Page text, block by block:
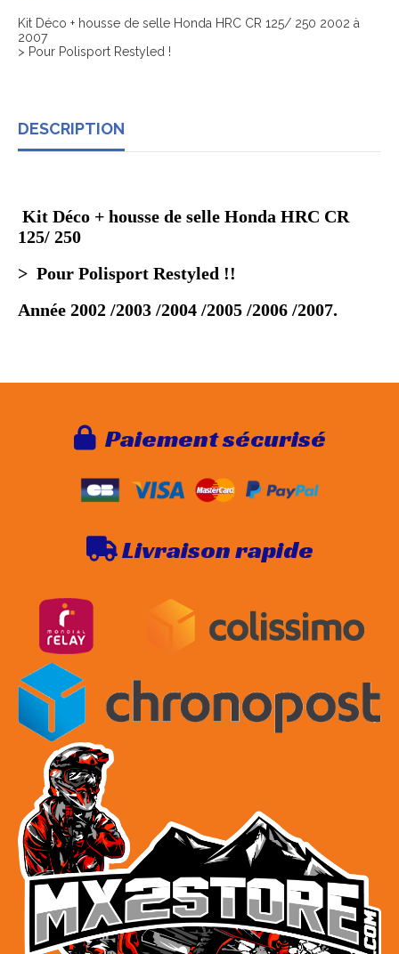
Kit Déco + housse de selle Honda HRC CR 125/ 250 2002 à
2007
> Pour Polisport Restyled !
DESCRIPTION
Kit Déco + housse de selle Honda HRC CR
125/ 250
> Pour Polisport Restyled !!
Année 2002 /2003 /2004 /2005 /2006 /2007.
Paiement sécurisé
Livraison rapide